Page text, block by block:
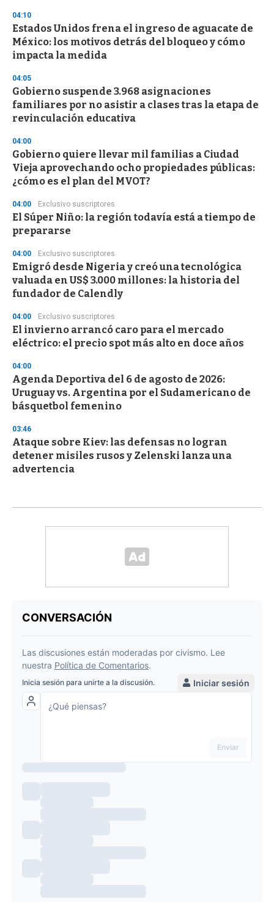
d
s
o
f
3
s
e
c
o
n
04:10
Estados Unidos frena el ingreso de aguacate de
México: los motivos detrás del bloqueo y cómo
impacta la medida
04:05
Gobierno suspende 3.968 asignaciones
familiares por no asistir a clases tras la etapa de
revinculación educativa
04:00
Gobierno quiere llevar mil familias a Ciudad
Vieja aprovechando ocho propiedades públicas:
¿cómo es el plan del MVOT?
04:00 Exclusivo suscriptores
El Súper Niño: la región todavía está a tiempo de
prepararse
04:00 Exclusivo suscriptores
Emigró desde Nigeria y creó una tecnológica
valuada en US$ 3.000 millones: la historia del
fundador de Calendly
04:00 Exclusivo suscriptores
El invierno arrancó caro para el mercado
eléctrico: el precio spot más alto en doce años
04:00
Agenda Deportiva del 6 de agosto de 2026:
Uruguay vs. Argentina por el Sudamericano de
básquetbol femenino
03:46
Ataque sobre Kiev: las defensas no logran
detener misiles rusos y Zelenski lanza una
advertencia